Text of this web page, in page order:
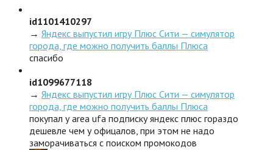
id1101410297
→ Яндекс выпустил игру Плюс Сити — симулятор
города, где можно получить баллы Плюса
спасибо
id1099677118
→ Яндекс выпустил игру Плюс Сити — симулятор
города, где можно получить баллы Плюса
покупал у area ufa подписку яндекс плюс гораздо
дешевле чем у офицалов, при этом не надо
заморачиваться с поиском промокодов